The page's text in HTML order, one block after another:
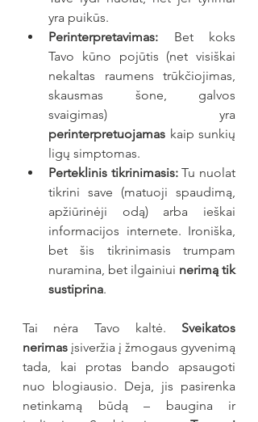
yra puikūs.
Perinterpretavimas: Bet koks
Tavo kūno pojūtis (net visiškai
nekaltas raumens trūkčiojimas,
skausmas šone, galvos
perinterpretuojamas kaip sunkių
ligų simptomas.
Perteklinis tikrinimasis: Tu nuolat
tikrini save (matuoji spaudimą,
apžiūrinėji odą) arba ieškai
informacijos internete. Ironiška,
bet šis tikrinimasis trumpam
nuramina, bet ilgainiui nerimą tik
sustiprina.
Tai nėra Tavo kaltė. Sveikatos
nerimas įsiveržia į žmogaus gyvenimą
tada, kai protas bando apsaugoti
nuo blogiausio. Deja, jis pasirenka
netinkamą būdą – baugina ir